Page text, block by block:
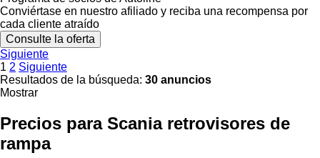
Conviértase en nuestro afiliado y reciba una recompensa por
cada cliente atraído
Consulte la oferta
Siguiente
1 2 Siguiente
Resultados de la búsqueda: 30 anuncios
Mostrar
Precios para Scania retrovisores de
rampa